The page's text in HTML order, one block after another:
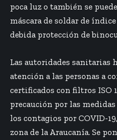
poca luz o también se
máscara de soldar de
debida protección de
Las autoridades sanitarias
atención a las personas a
certificados con filtros ISO
precaución por las
los contagios por COVID-
zona de la Araucanía. Se